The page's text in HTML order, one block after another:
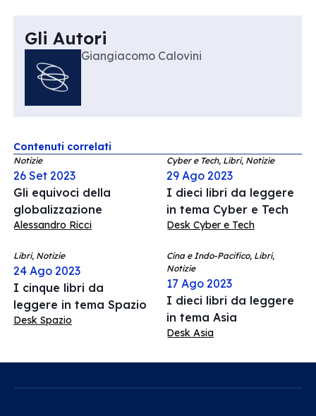
Gli Autori
Giangiacomo Calovini
Contenuti correlati
Notizie
26 Set 2023
Gli equivoci della
globalizzazione
Alessandro Ricci
Cyber e Tech, Libri, Notizie
29 Ago 2023
I dieci libri da leggere
in tema Cyber e Tech
Desk Cyber e Tech
Libri, Notizie
24 Ago 2023
I cinque libri da
leggere in tema Spazio
Desk Spazio
Cina e Indo-Pacifico, Libri,
Notizie
17 Ago 2023
I dieci libri da leggere
in tema Asia
Desk Asia